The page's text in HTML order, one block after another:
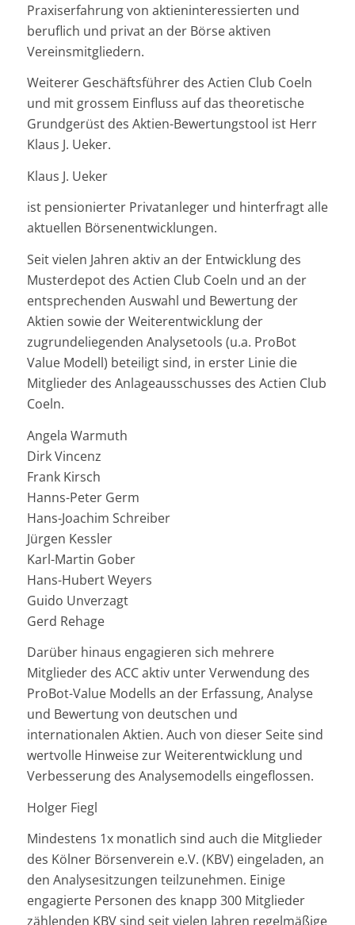
Praxiserfahrung von aktieninteressierten und
beruflich und privat an der Börse aktiven
Vereinsmitgliedern.
Weiterer Geschäftsführer des Actien Club Coeln
und mit grossem Einfluss auf das theoretische
Grundgerüst des Aktien-Bewertungstool ist Herr
Klaus J. Ueker.
Klaus J. Ueker
ist pensionierter Privatanleger und hinterfragt alle
aktuellen Börsenentwicklungen.
Seit vielen Jahren aktiv an der Entwicklung des
Musterdepot des Actien Club Coeln und an der
entsprechenden Auswahl und Bewertung der
Aktien sowie der Weiterentwicklung der
zugrundeliegenden Analysetools (u.a. ProBot
Value Modell) beteiligt sind, in erster Linie die
Mitglieder des Anlageausschusses des Actien Club
Coeln.
Angela Warmuth
Dirk Vincenz
Frank Kirsch
Hanns-Peter Germ
Hans-Joachim Schreiber
Jürgen Kessler
Karl-Martin Gober
Hans-Hubert Weyers
Guido Unverzagt
Gerd Rehage
Darüber hinaus engagieren sich mehrere
Mitglieder des ACC aktiv unter Verwendung des
ProBot-Value Modells an der Erfassung, Analyse
und Bewertung von deutschen und
internationalen Aktien. Auch von dieser Seite sind
wertvolle Hinweise zur Weiterentwicklung und
Verbesserung des Analysemodells eingeflossen.
Holger Fiegl
Mindestens 1x monatlich sind auch die Mitglieder
des Kölner Börsenverein e.V. (KBV) eingeladen, an
den Analysesitzungen teilzunehmen. Einige
engagierte Personen des knapp 300 Mitglieder
zählenden KBV sind seit vielen Jahren regelmäßige